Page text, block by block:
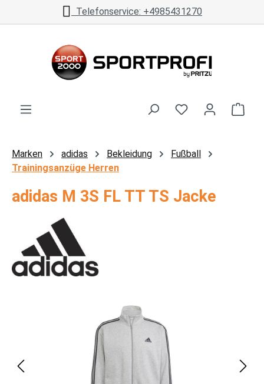
Zum Hauptinhalt springenTelefonservice: +4985431270
Marken adidas Bekleidung
Fußball
Trainingsanzüge Herren
adidas M 3S FL TT TS Jacke